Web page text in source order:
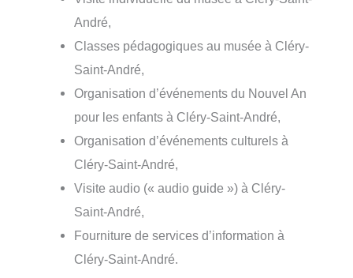
André,
Classes pédagogiques au musée à Cléry-
Saint-André,
Organisation d’événements du Nouvel An
pour les enfants à Cléry-Saint-André,
Organisation d’événements culturels à
Cléry-Saint-André,
Visite audio (« audio guide ») à Cléry-
Saint-André,
Fourniture de services d’information à
Cléry-Saint-André.